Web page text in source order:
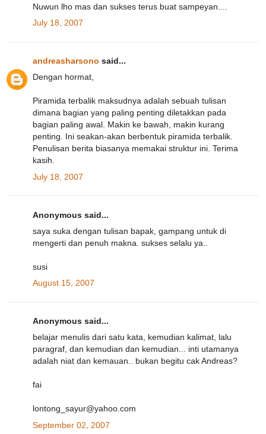
Nuwun lho mas dan sukses terus buat sampeyan....
July 18, 2007
andreasharsono said...
Dengan hormat,
Piramida terbalik maksudnya adalah sebuah tulisan
dimana bagian yang paling penting diletakkan pada
bagian paling awal. Makin ke bawah, makin kurang
penting. Ini seakan-akan berbentuk piramida terbalik.
Penulisan berita biasanya memakai struktur ini. Terima
kasih.
July 18, 2007
Anonymous said...
saya suka dengan tulisan bapak, gampang untuk di
mengerti dan penuh makna. sukses selalu ya..
susi
August 15, 2007
Anonymous said...
belajar menulis dari satu kata, kemudian kalimat, lalu
paragraf, dan kemudian dan kemudian... inti utamanya
adalah niat dan kemauan.. bukan begitu cak Andreas?
fai
lontong_sayur@yahoo.com
September 02, 2007